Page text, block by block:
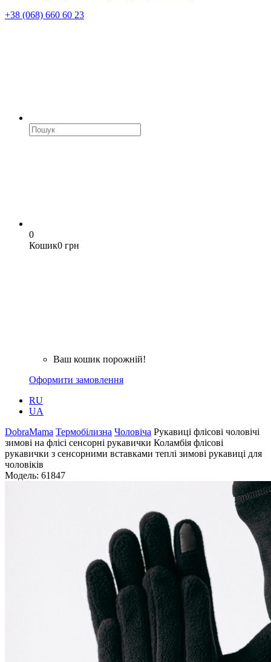
+38 (068) 660 60 23
0
Кошик0 грн
Ваш кошик порожній!
Оформити замовлення
RU
UA
DobraMama Термобілизна Чоловіча Рукавиці флісові чоловічі
зимові на флісі сенсорні рукавички Коламбія флісові
рукавички з сенсорними вставками теплі зимові рукавиці для
чоловіків
Модель: 61847